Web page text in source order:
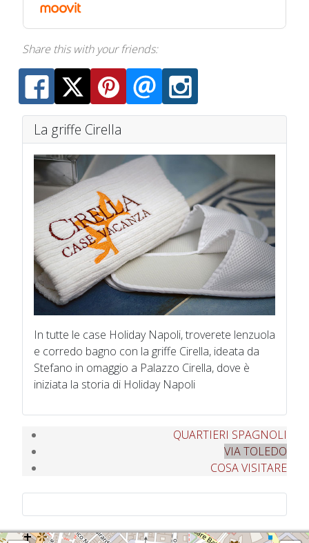
Share this with your friends:
La griffe Cirella
In tutte le case Holiday Napoli, troverete lenzuola
e corredo bagno con la griffe Cirella, ideata da
Stefano in omaggio a Palazzo Cirella, dove è
iniziata la storia di Holiday Napoli
QUARTIERI SPAGNOLI
VIA TOLEDO
COSA VISITARE